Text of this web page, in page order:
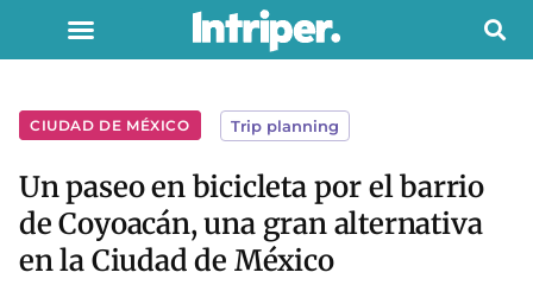
CIUDAD DE MÉXICO Trip planning
Un paseo en bicicleta por el barrio
de Coyoacán, una gran alternativa
en la Ciudad de México